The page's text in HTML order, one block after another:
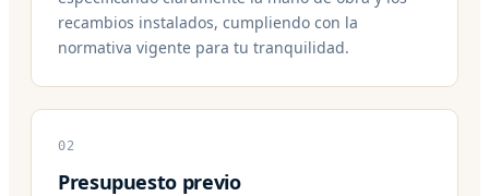
recambios instalados, cumpliendo con la
normativa vigente para tu tranquilidad.
02
Presupuesto previo